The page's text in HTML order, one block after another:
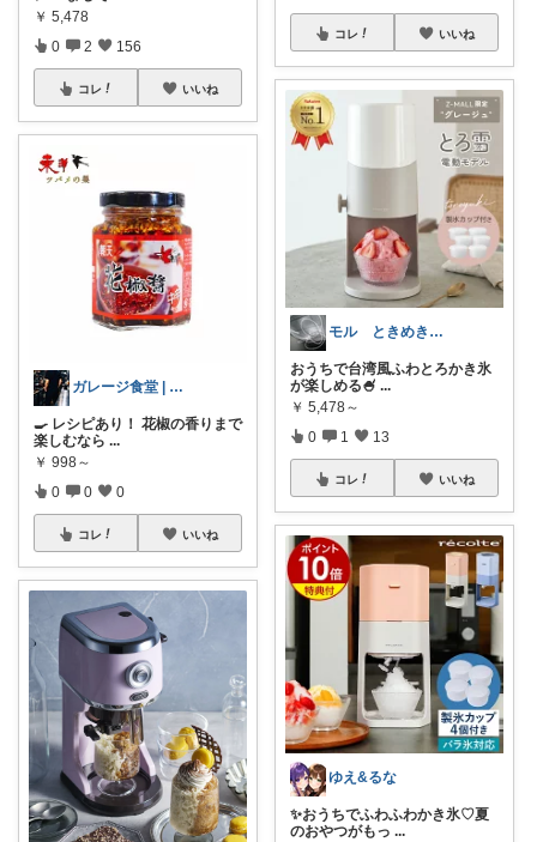
￥ 5,478
0 2 156
コレ いいね
ガレージ食堂 | 開業準備中
🍳 レシピあり！ 花椒の香りまで
楽しむなら ...
￥ 998～
0 0 0
コレ いいね
コレ いいね
モル ときめきな暮らし
おうちで台湾風ふわとろかき氷
が楽しめる🍧 ...
￥ 5,478～
0 1 13
コレ いいね
ゆえ&るな
✨おうちでふわふわかき氷♡夏
のおやつがもっ ...